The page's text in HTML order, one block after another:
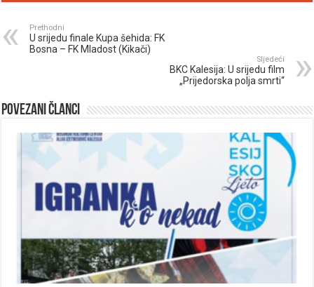
Prethodni
U srijedu finale Kupa šehida: FK
Bosna – FK Mladost (Kikači)
Sljedeći
BKC Kalesija: U srijedu film
„Prijedorska polja smrti“
Povezani članci